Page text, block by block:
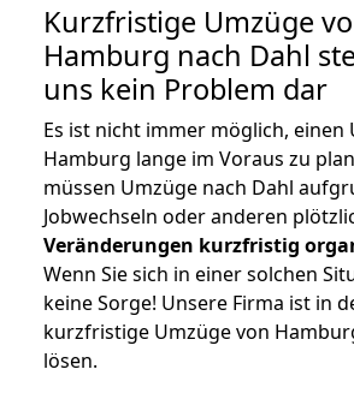
Kurzfristige Umzüge
Hamburg nach Dahl
uns kein Problem dar
Es ist nicht immer möglich, einen
Hamburg lange im Voraus zu
müssen Umzüge nach Dahl
Jobwechseln oder anderen
Veränderungen kurzfristig
Wenn Sie sich in einer solchen
keine Sorge! Unsere Firma ist in
kurzfristige Umzüge von
lösen.